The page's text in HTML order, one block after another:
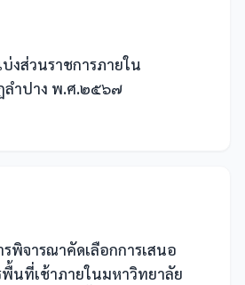
บ่งส่วนราชการภายใน
ลำปาง พ.ศ.๒๕๖๗
รพิจารณาคัดเลือกการเสนอ
นที่เช้าภายในมหาวิทยาลัย